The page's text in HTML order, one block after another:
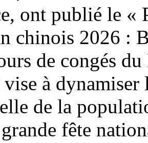
ont publié le «
chinois 2026 :
de congés
à dynamiser
de la
fête